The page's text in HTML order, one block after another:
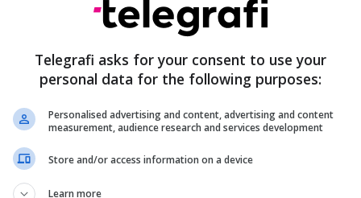
Orbani shpalli armik atë që e mbështeti
e tij politike. Në fund të viteve 1980, Viktor
Demokratëve të Rinj - Fidesz, që aspironin për
në Hungari, përfituan nga angazhimi filantropik i
të tij për Shoqëri të Hapur. Sorosi i cili pasi
në vitin 1956, bëri miliarda me spekulime të
krijoi fondacionin e tij që ka rreth 15
Telegrafi asks for your consent to use your
personal data for the following purposes:
Personalised advertising and content, advertising and content
measurement, audience research and services development
Store and/or access information on a device
Learn more